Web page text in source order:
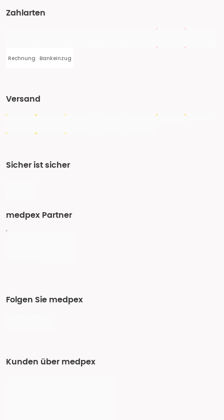
Zahlarten
Rechnung Bankeinzug
Versand
Sicher ist sicher
medpex Partner
Folgen Sie medpex
Kunden über medpex